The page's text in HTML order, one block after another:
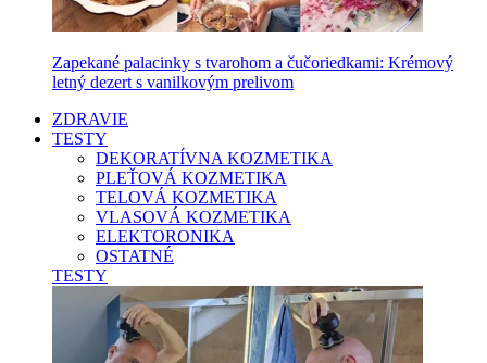
Zapekané palacinky s tvarohom a čučoriedkami: Krémový
letný dezert s vanilkovým prelivom
ZDRAVIE
TESTY
DEKORATÍVNA KOZMETIKA
PLEŤOVÁ KOZMETIKA
TELOVÁ KOZMETIKA
VLASOVÁ KOZMETIKA
ELEKTORONIKA
OSTATNÉ
TESTY